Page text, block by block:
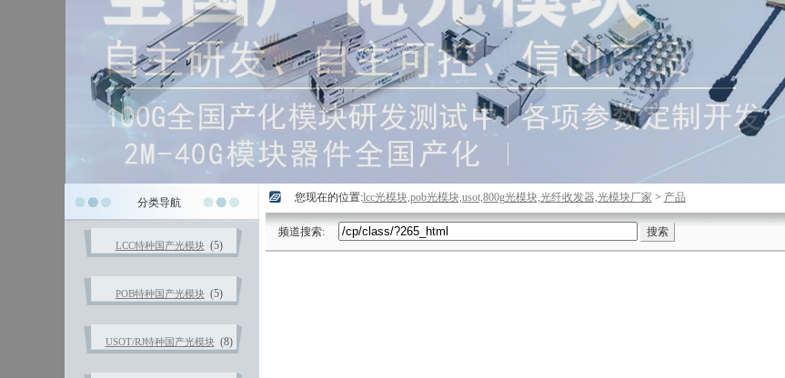
分类导航
LCC特种国产光模块(5)
POB特种国产光模块(5)
USOT/RJ特种国产光模块(8)
您现在的位置:lcc光模块,pob光模块,usot,800g光模块,光纤收发器,光模块厂家 > 产品
频道搜索: